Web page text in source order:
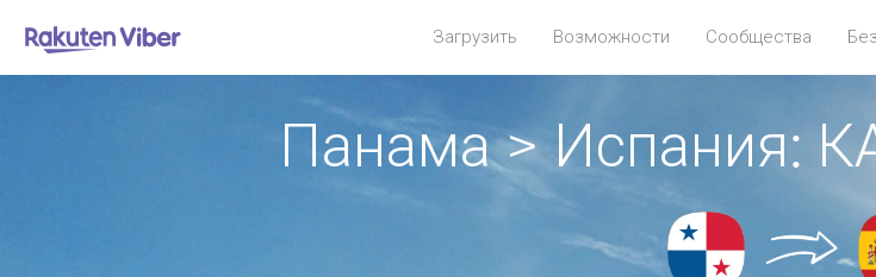
Загрузить Возможности Сообщества
Панама > Испания: